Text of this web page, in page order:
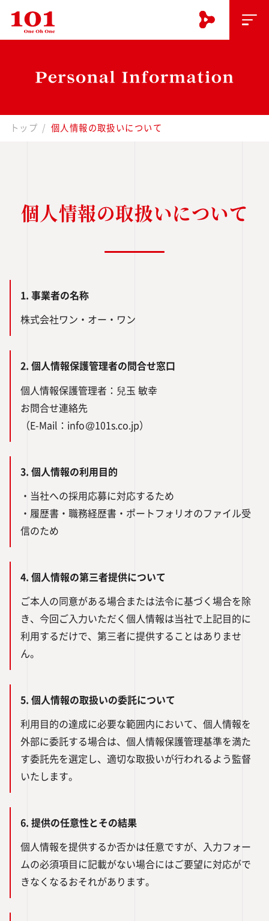
トップ 個人情報の取扱いについて
個人情報の取扱いについて
1. 事業者の名称
株式会社ワン・オー・ワン
2. 個人情報保護管理者の問合せ窓口
個人情報保護管理者：兒玉 敏幸
お問合せ連絡先
（E-Mail：info
101s.co.jp）
3. 個人情報の利用目的
・当社への採用応募に対応するため
・履歴書・職務経歴書・ポートフォリオのファイル受
信のため
4. 個人情報の第三者提供について
ご本人の同意がある場合または法令に基づく場合を除
き、今回ご入力いただく個人情報は当社で上記目的に
利用するだけで、第三者に提供することはありませ
ん。
5. 個人情報の取扱いの委託について
利用目的の達成に必要な範囲内において、個人情報を
外部に委託する場合は、個人情報保護管理基準を満た
す委託先を選定し、適切な取扱いが行われるよう監督
いたします。
6. 提供の任意性とその結果
個人情報を提供するか否かは任意ですが、入力フォー
ムの必須項目に記載がない場合にはご要望に対応がで
きなくなるおそれがあります。